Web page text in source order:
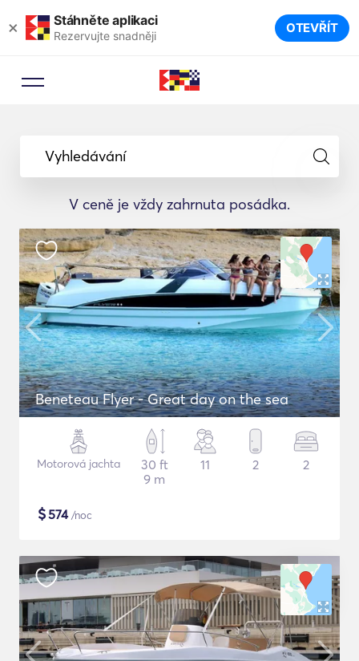
× Stáhněte aplikaci
Rezervujte snadněji OTEVŘÍT
Vyhledávání
V ceně je vždy zahrnuta posádka.
Beneteau Flyer - Great day on the sea
Motorová jachta
30 ft
9 m
11 2 2
$574/noc